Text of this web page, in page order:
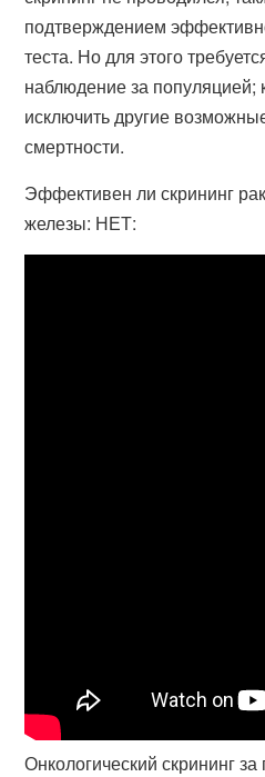
подтверждением
теста. Но для этого
наблюдение за популяцией;
исключить другие
смертности.
Эффективен ли скрининг
железы: НЕТ:
Онкологический скрининг